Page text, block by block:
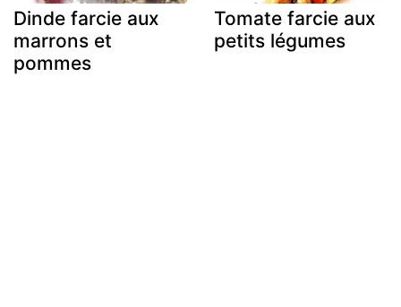
Dinde farcie aux
marrons et
pommes
Tomate farcie aux
petits légumes